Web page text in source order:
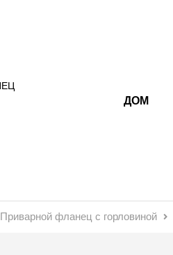
ДОМ
Приварной фланец с горловиной